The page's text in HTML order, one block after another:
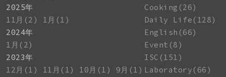
2025年
11月(2)
1月(1)
2024年
1月(2)
2023年
12月(1)
11月(1) 10月(1)
9月(1)
Cooking(26)
Daily Life(128)
English(66)
Event(8)
ISC(151)
Laboratory(66)